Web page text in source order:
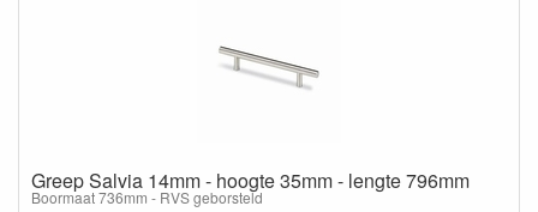
Greep Salvia 14mm - hoogte 35mm - lengte 796mm
Boormaat 736mm - RVS geborsteld